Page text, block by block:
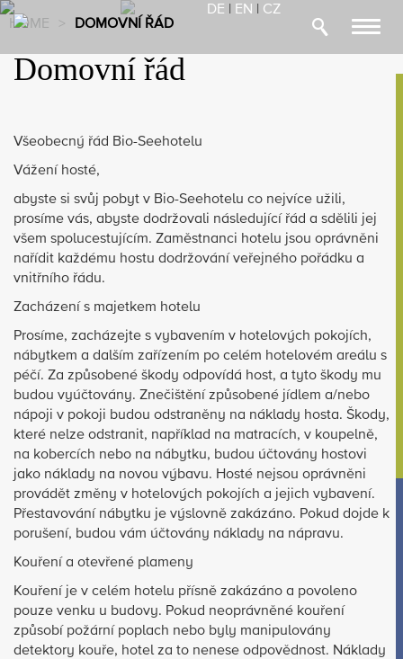
DE EN
CZ
HOME > DOMOVNÍ ŘÁD
Domovní řád
Všeobecný řád Bio-Seehotelu
Vážení hosté,
abyste si svůj pobyt v Bio-Seehotelu co nejvíce užili,
prosíme vás, abyste dodržovali následující řád a sdělili jej
všem spolucestujícím. Zaměstnanci hotelu jsou oprávněni
nařídit každému hostu dodržování veřejného pořádku a
vnitřního řádu.
Zacházení s majetkem hotelu
Prosíme, zacházejte s vybavením v hotelových pokojích,
nábytkem a dalším zařízením po celém hotelovém areálu s
péčí. Za způsobené škody odpovídá host, a tyto škody mu
budou vyúčtovány. Znečištění způsobené jídlem a/nebo
nápoji v pokoji budou odstraněny na náklady hosta. Škody,
které nelze odstranit, například na matracích, v koupelně,
na kobercích nebo na nábytku, budou účtovány hostovi
jako náklady na novou výbavu. Hosté nejsou oprávněni
provádět změny v hotelových pokojích a jejich vybavení.
Přestavování nábytku je výslovně zakázáno. Pokud dojde k
porušení, budou vám účtovány náklady na nápravu.
Kouření a otevřené plameny
Kouření je v celém hotelu přísně zakázáno a povoleno
pouze venku u budovy. Pokud neoprávněné kouření
způsobí požární poplach nebo byly manipulovány
detektory kouře, hotel za to nenese odpovědnost. Náklady